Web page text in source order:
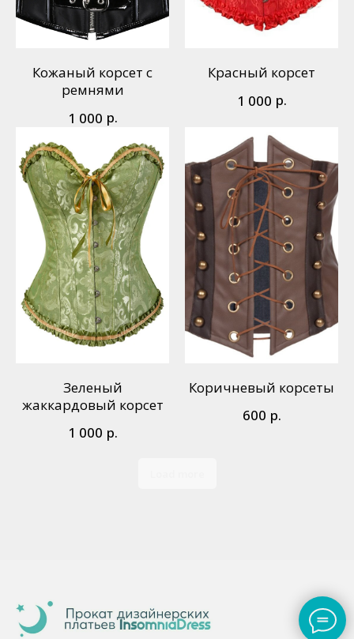
Кожаный корсет с
ремнями
1 000 р.
Красный корсет
1 000 р.
Зеленый
жаккардовый корсет
1 000 р.
Коричневый корсеты
600 р.